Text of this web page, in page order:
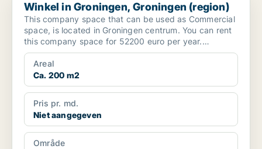
Winkel in Groningen, Groningen (region)
This company space that can be used as Commercial
space, is located in Groningen centrum. You can rent
this company space for 52200 euro per year.
Surface...
Areal
Ca. 200 m2
Pris pr. md.
Niet aangegeven
Område